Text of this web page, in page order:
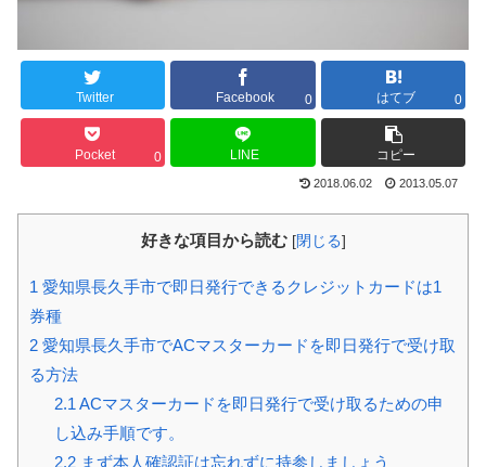
Twitter Facebook 0 はてブ 0
Pocket 0 LINE コピー
2018.06.02 2013.05.07
好きな項目から読む [閉じる]
1 愛知県長久手市で即日発行できるクレジットカードは1
券種
2 愛知県長久手市でACマスターカードを即日発行で受け取
る方法
2.1 ACマスターカードを即日発行で受け取るための申
し込み手順です。
2.2まず本人確認証は忘れずに持参しましょう